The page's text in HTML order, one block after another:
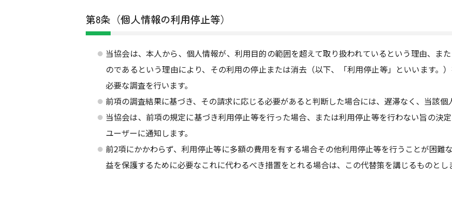
第8条（個人情報の利用停止等）
当協会は、本人から、個人情報が、利用目的の範囲を超えて取り扱われているという理由、ま
のであるという理由により、その利用の停止または消去（以下、「利用停止等」といいます。
必要な調査を行います。
前項の調査結果に基づき、その請求に応じる必要があると判断した場合には、遅滞なく、当該個
当協会は、前項の規定に基づき利用停止等を行った場合、または利用停止等を行わない旨の決
ユーザーに通知します。
前2項にかかわらず、利用停止等に多額の費用を有する場合その他利用停止等を行うことが困難
益を保護するために必要なこれに代わるべき措置をとれる場合は、この代替策を講じるものとし